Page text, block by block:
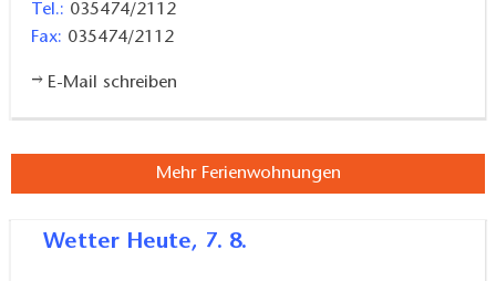
Tel.: 035474/2112
Fax: 035474/2112
E-Mail schreiben
Mehr Ferienwohnungen
Wetter Heute, 7. 8.